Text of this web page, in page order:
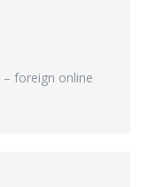
– foreign online